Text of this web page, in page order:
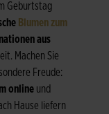
Geburtstag
Blumen zum
aus
Machen Sie
Freude:
online und
Hause liefern